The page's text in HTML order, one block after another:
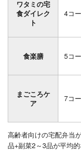
ワタミの宅
食ダイレク
ト
4コ
食楽膳 5コ
まごころケ
ア
7コ
高齢者向けの宅配弁当
品+副菜2～3品が平均的